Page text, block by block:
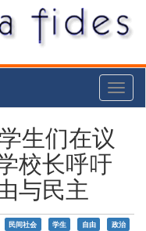
生们在议
校长呼吁
与民主
民间社会 学生 自由 政治